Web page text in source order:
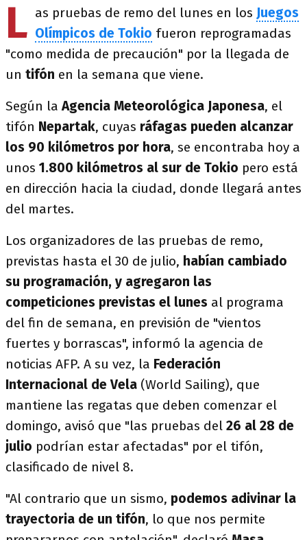
L as pruebas de remo del lunes en los Juegos
Olímpicos de Tokio fueron reprogramadas
"como medida de precaución" por la llegada de
un tifón en la semana que viene.
Según laAgencia Meteorológica Japonesa, el
tifón Nepartak, cuyas ráfagas pueden alcanzar
los 90 kilómetros por hora, se encontraba hoy a
unos 1.800 kilómetros al sur de Tokio pero está
en dirección hacia la ciudad, donde llegará antes
del martes.
Los organizadores de las pruebas de remo,
previstas hasta el 30 de julio, habían cambiado
su programación, y agregaron las
competiciones previstas el lunes al programa
del fin de semana, en previsión de "vientos
fuertes y borrascas", informó la agencia de
noticias AFP. A su vez, la Federación
Internacional de Vela (World Sailing), que
mantiene las regatas que deben comenzar el
domingo, avisó que "las pruebas del 26 al 28 de
julio podrían estar afectadas" por el tifón,
clasificado de nivel 8.
"Al contrario que un sismo, podemos adivinar la
trayectoria de un tifón, lo que nos permite